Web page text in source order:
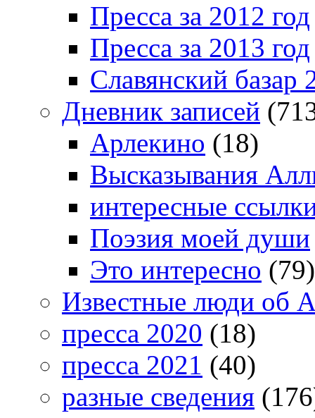
Пресса за 2012 год
Пресса за 2013 год
Славянский базар
Дневник записей
Арлекино (18)
Высказывания
интересные
Поэзия моей души
Это интересно (79)
Известные люди об
пресса 2020 (18)
пресса 2021 (40)
разные сведения